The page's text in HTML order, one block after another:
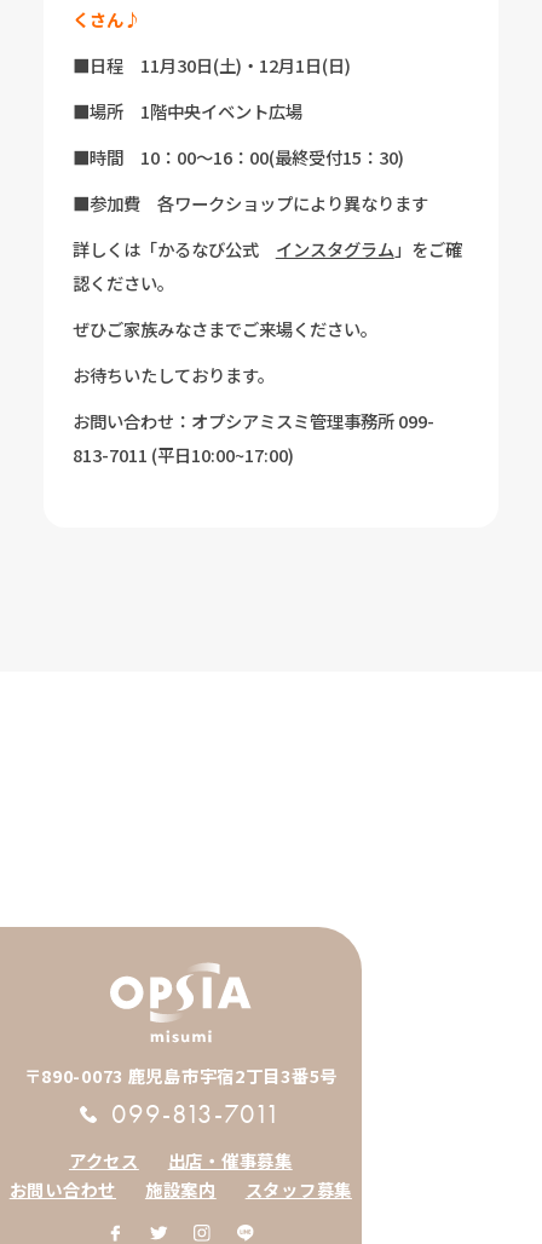
くさん♪
■日程 11月30日(土)・12月1日(日)
■場所 1階中央イベント広場
■時間 10：00～16：00(最終受付15：30)
■参加費 各ワークショップにより異なります
詳しくは「かるなび公式 インスタグラム」をご確
認ください。
ぜひご家族みなさまでご来場ください。
お待ちいたしております。
お問い合わせ：オプシアミスミ管理事務所 099-
813-7011 (平日10:00~17:00)
〒890-0073 鹿児島市宇宿2丁目3番5号
099-813-7011
アクセス
出店・催事募集
お問い合わせ
施設案内 スタッフ募集